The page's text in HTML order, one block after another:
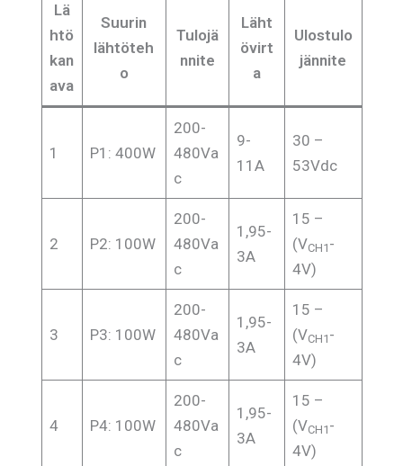
Lä
htö
kan
ava
Suurin
lähtöteh
o
Tulojä
nnite
Läht
övirt
a
Ulostulo
jännite
1 P1: 400W
200-
480Va
c
9-
11A
30 –
53Vdc
2 P2: 100W
200-
480Va
c
1,95-
3A
15 –
(VCH1 -
4V)
3 P3: 100W
200-
480Va
c
1,95-
3A
15 –
(VCH1 -
4V)
4 P4: 100W
200-
480Va
c
1,95-
3A
15 –
(VCH1 -
4V)